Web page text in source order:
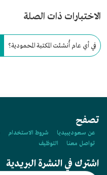
الاختبارات ذات الصلة
في أي عام أُنشئت المكتبة المحمودية؟
تصفح
عن سعوديبيديا شروط الاستخدام
تواصل معنا
التوظيف
اشترك في النشرة البريدية